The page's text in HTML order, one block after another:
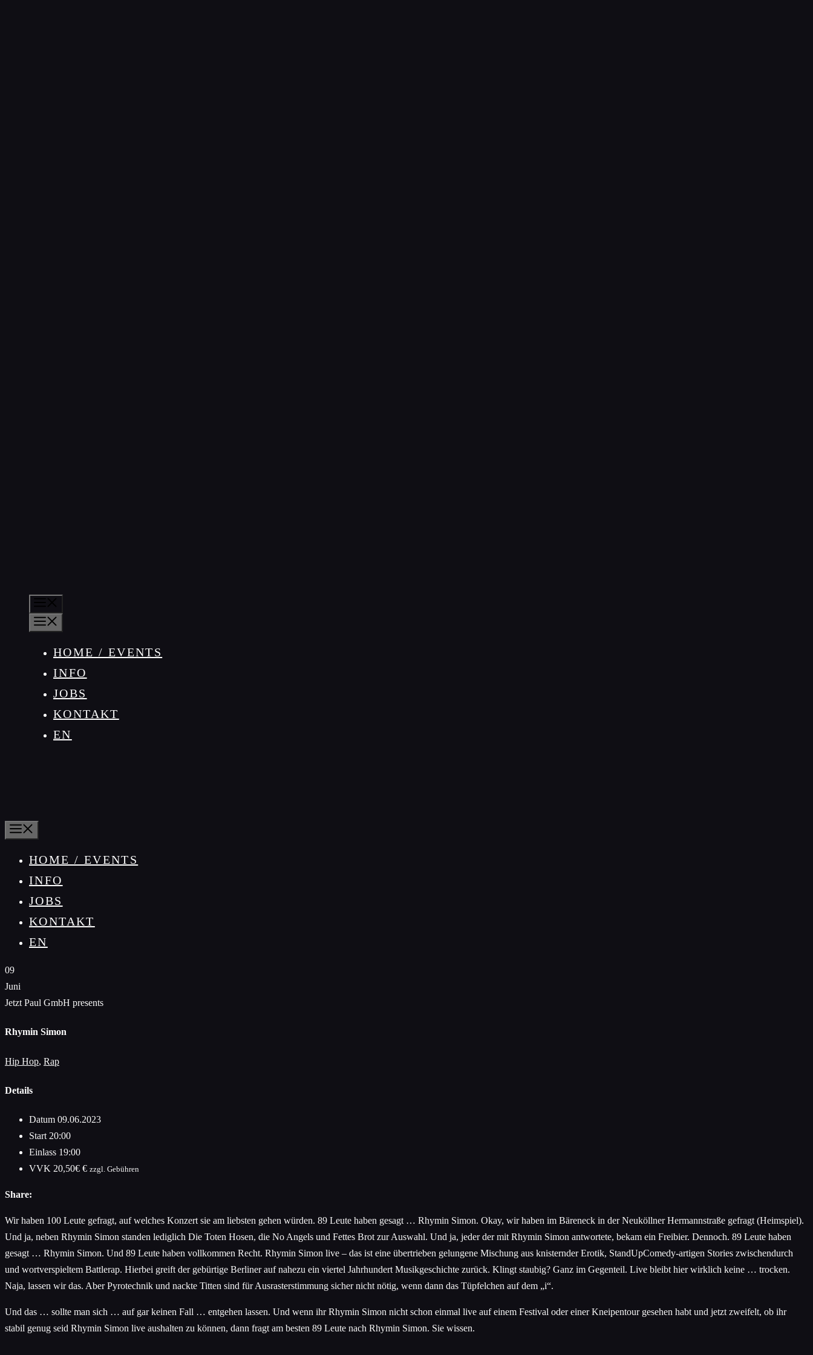
HOME / EVENTS
INFO
JOBS
KONTAKT
EN
HOME / EVENTS
INFO
JOBS
KONTAKT
EN
09
Juni
Jetzt Paul GmbH presents
Rhymin Simon
Hip Hop, Rap
Details
Datum 09.06.2023
Start 20:00
Einlass 19:00
VVK 20,50€ € zzgl. Gebühren
Share:
Wir haben 100 Leute gefragt, auf welches Konzert sie am liebsten gehen würden. 89 Leute haben gesagt … Rhymin Simon. Okay, wir haben im Bäreneck in der Neuköllner Hermannstraße gefragt (Heimspiel).
Und ja, neben Rhymin Simon standen lediglich Die Toten Hosen, die No Angels und Fettes Brot zur Auswahl. Und ja, jeder der mit Rhymin Simon antwortete, bekam ein Freibier. Dennoch. 89 Leute haben
gesagt … Rhymin Simon. Und 89 Leute haben vollkommen Recht. Rhymin Simon live – das ist eine übertrieben gelungene Mischung aus knisternder Erotik, StandUpComedy-artigen Stories zwischendurch
und wortverspieltem Battlerap. Hierbei greift der gebürtige Berliner auf nahezu ein viertel Jahrhundert Musikgeschichte zurück. Klingt staubig? Ganz im Gegenteil. Live bleibt hier wirklich keine … trocken.
Naja, lassen wir das. Aber Pyrotechnik und nackte Titten sind für Ausrasterstimmung sicher nicht nötig, wenn dann das Tüpfelchen auf dem „i“.
Und das … sollte man sich … auf gar keinen Fall … entgehen lassen. Und wenn ihr Rhymin Simon nicht schon einmal live auf einem Festival oder einer Kneipentour gesehen habt und jetzt zweifelt, ob ihr
stabil genug seid Rhymin Simon live aushalten zu können, dann fragt am besten 89 Leute nach Rhymin Simon. Sie wissen.